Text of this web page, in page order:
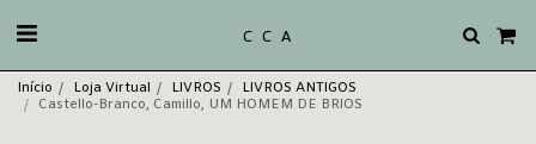
C C A
Início Loja Virtual LIVROS
LIVROS ANTIGOS
Castello-Branco, Camillo, UM HOMEM DE BRIOS